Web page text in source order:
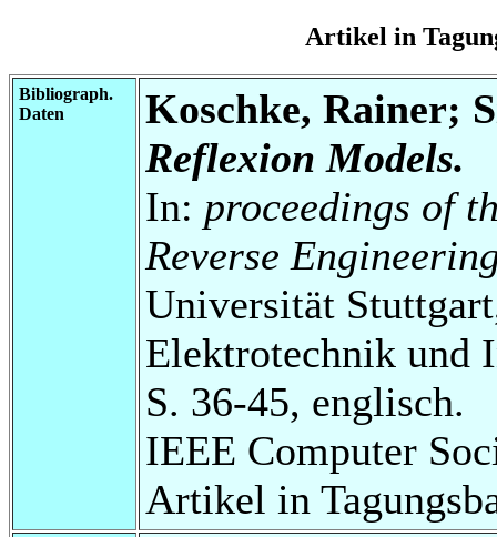
Artikel in
Bibliograph.
Daten
Koschke, Rainer;
Reflexion Models.
In: proceedings of
Reverse
Universität
Elektrotechnik und
S. 36-45, englisch.
IEEE Computer
Artikel in